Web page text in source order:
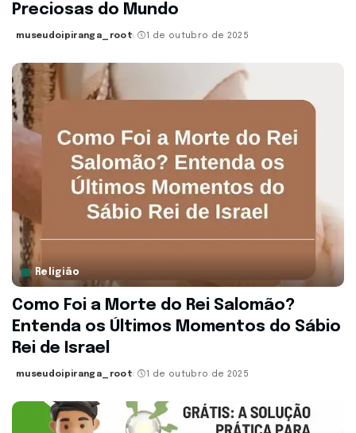
Preciosas do Mundo
museudoipiranga_root 1 de outubro de 2025
Religião
Como Foi a Morte do Rei Salomão?
Entenda os Últimos Momentos do Sábio
Rei de Israel
museudoipiranga_root 1 de outubro de 2025